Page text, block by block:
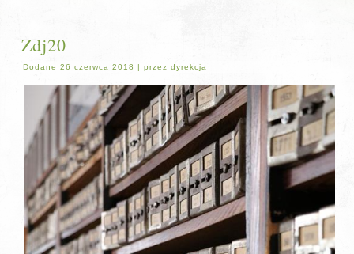
Zdj20
Dodane 26 czerwca 2018 |przez dyrekcja